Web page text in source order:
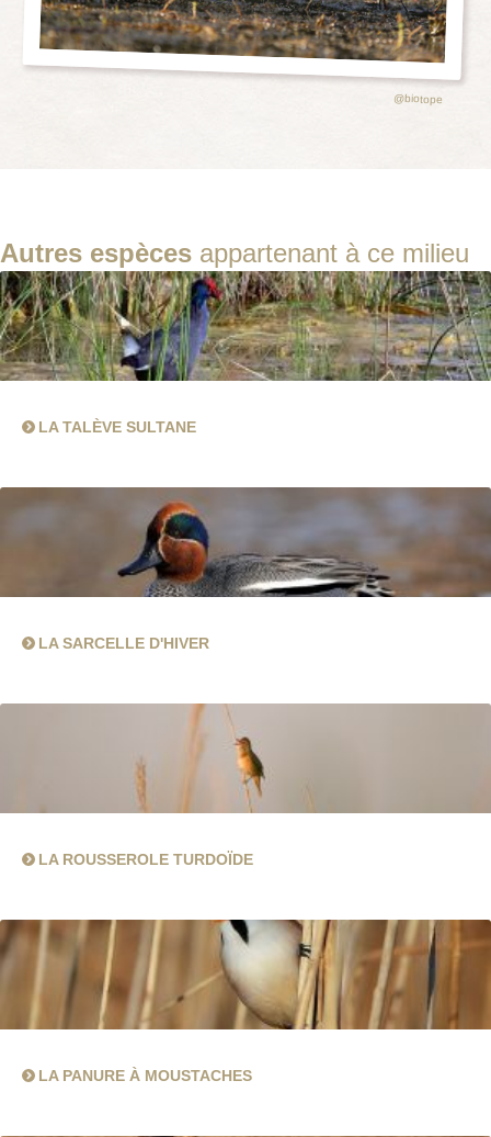
@biotope
Autres espèces appartenant à ce milieu
LA TALÈVE SULTANE
LA SARCELLE D'HIVER
LA ROUSSEROLE TURDOÏDE
LA PANURE À MOUSTACHES